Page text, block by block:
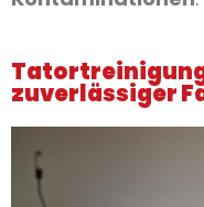
zuverlässiger